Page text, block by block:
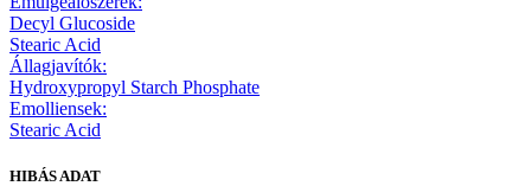
Decyl Glucoside
Stearic Acid
Állagjavítók:
Hydroxypropyl Starch Phosphate
Emolliensek:
Stearic Acid
HIBÁS ADAT